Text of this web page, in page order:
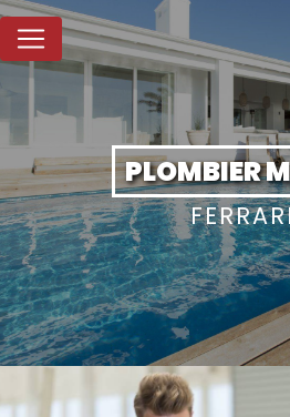
PLOMBIER
Panneau de gestion des cookies